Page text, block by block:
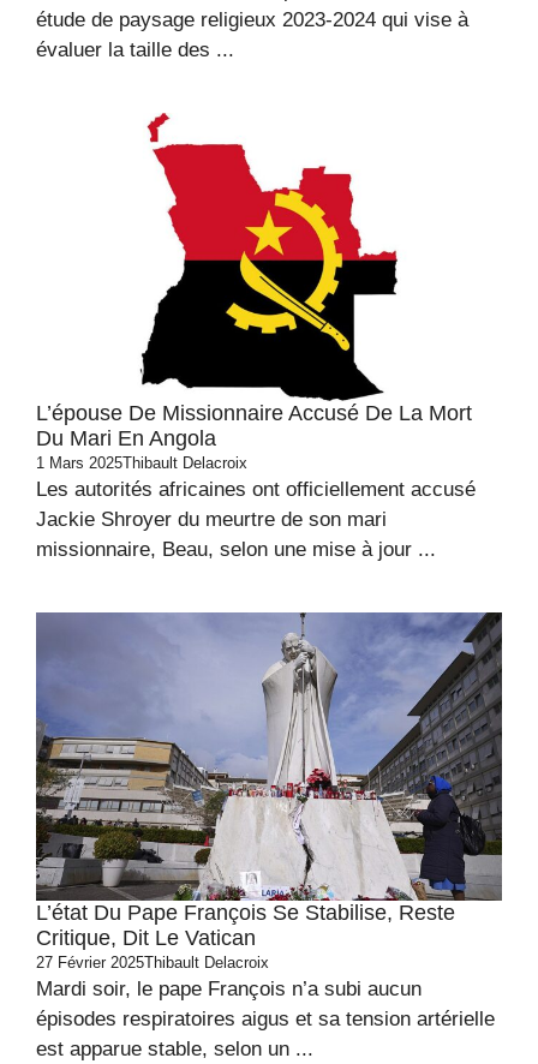
étude de paysage religieux 2023-2024 qui vise à
évaluer la taille des ...
L’épouse De Missionnaire Accusé De La Mort
Du Mari En Angola
1 Mars 2025Thibault Delacroix
Les autorités africaines ont officiellement accusé
Jackie Shroyer du meurtre de son mari
missionnaire, Beau, selon une mise à jour ...
L’état Du Pape François Se Stabilise, Reste
Critique, Dit Le Vatican
27 Février 2025Thibault Delacroix
Mardi soir, le pape François n’a subi aucun
épisodes respiratoires aigus et sa tension artérielle
est apparue stable, selon un ...